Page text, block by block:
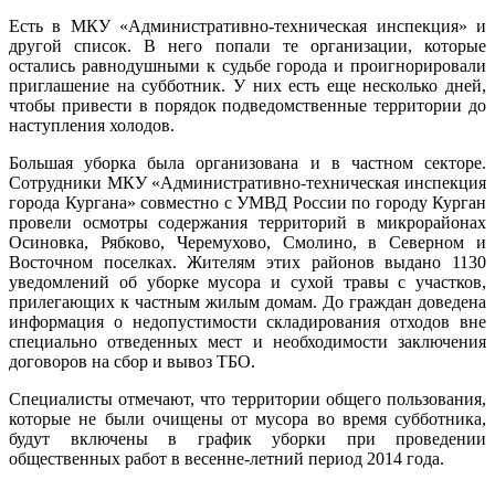
Есть в МКУ «Административно-техническая инспекция» и
другой список. В него попали те организации, которые
остались равнодушными к судьбе города и проигнорировали
приглашение на субботник. У них есть еще несколько дней,
чтобы привести в порядок подведомственные территории до
наступления холодов.
Большая уборка была организована и в частном секторе.
Сотрудники МКУ «Административно-техническая инспекция
города Кургана» совместно с УМВД России по городу Курган
провели осмотры содержания территорий в микрорайонах
Осиновка, Рябково, Черемухово, Смолино, в Северном и
Восточном поселках. Жителям этих районов выдано 1130
уведомлений об уборке мусора и сухой травы с участков,
прилегающих к частным жилым домам. До граждан доведена
информация о недопустимости складирования отходов вне
специально отведенных мест и необходимости заключения
договоров на сбор и вывоз ТБО.
Специалисты отмечают, что территории общего пользования,
которые не были очищены от мусора во время субботника,
будут включены в график уборки при проведении
общественных работ в весенне-летний период 2014 года.